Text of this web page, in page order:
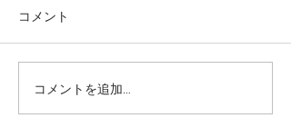
志誠會ファィティングト
ーナメント2026夏の陣！
コメント
コメントを追加…